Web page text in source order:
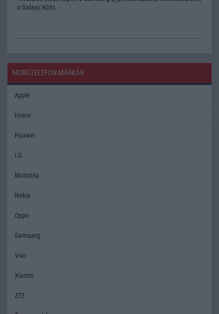
a Galaxy A03s.
MOBILTELEFON MÁRKÁK
Apple
Honor
Huawei
LG
Motorola
Nokia
Oppo
Samsung
Vivo
Xiaomi
ZTE